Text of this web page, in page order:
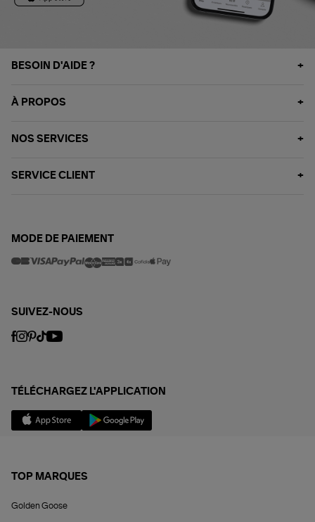
BESOIN D'AIDE ?
À PROPOS
NOS SERVICES
SERVICE CLIENT
MODE DE PAIEMENT
SUIVEZ-NOUS
TÉLÉCHARGEZ L'APPLICATION
TOP MARQUES
Golden Goose